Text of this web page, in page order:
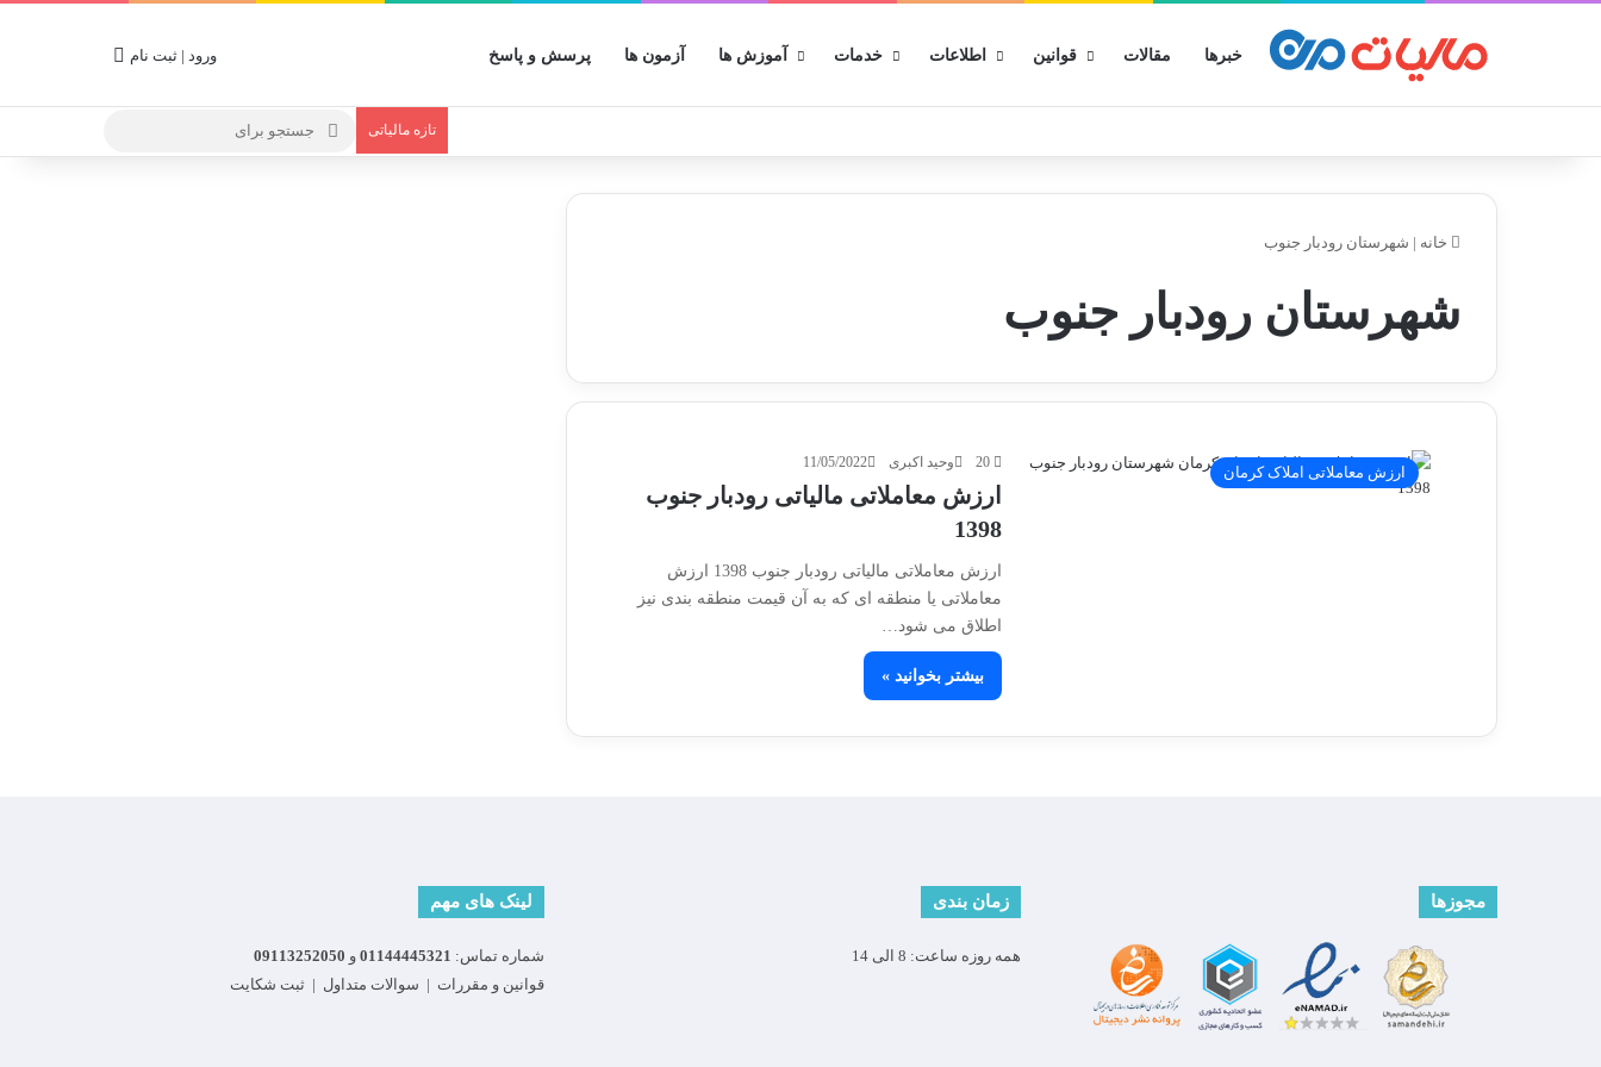
خبرها مقالات قوانین اطلاعات خدمات آموزش ها آزمون ها پرسش و پاسخ ورود | ثبت نام
تازه مالیاتی جستجو
خانه | شهرستان رودبار جنوب
شهرستان رودبار جنوب
ارزش معاملاتی املاک کرمان
وحید اکبری 11/05/2022
ارزش معاملاتی مالیاتی رودبار جنوب
1398
ارزش معاملاتی مالیاتی رودبار جنوب 1398 ارزش
معاملاتی یا منطقه ای که به آن قیمت منطقه بندی نیز
اطلاق می شود…
بیشتر بخوانید »
لینک های مهم
شماره تماس: 01144445321 و 09113252050
قوانین و مقررات | سوالات متداول |ثبت شکایت
زمان بندی
همه روزه ساعت: 8 الی 14
مجوزها